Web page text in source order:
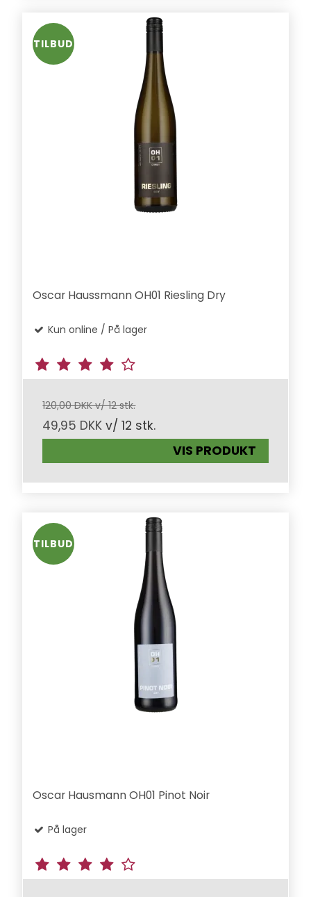
TILBUD
Oscar Haussmann OH01 Riesling Dry
Kun online / På lager
120,00 DKK v/ 12 stk.
49,95 DKK v/ 12 stk.
VIS PRODUKT
TILBUD
Oscar Hausmann OH01 Pinot Noir
På lager